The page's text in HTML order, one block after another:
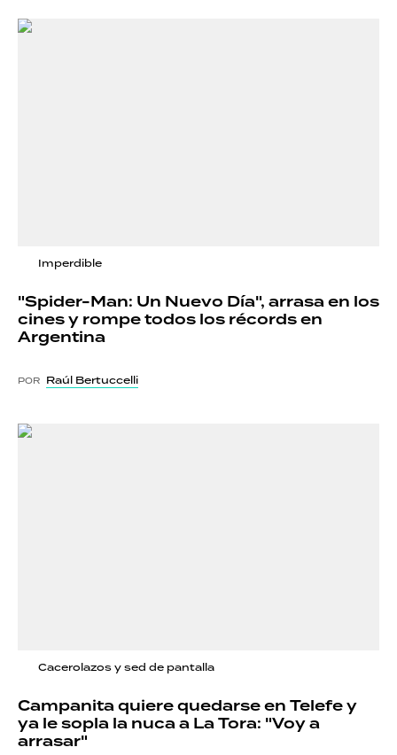
Imperdible
"Spider-Man: Un Nuevo Día", arrasa en los
cines y rompe todos los récords en
Argentina
POR Raúl Bertuccelli
Cacerolazos y sed de pantalla
Campanita quiere quedarse en Telefe y
ya le sopla la nuca a La Tora: "Voy a
arrasar"